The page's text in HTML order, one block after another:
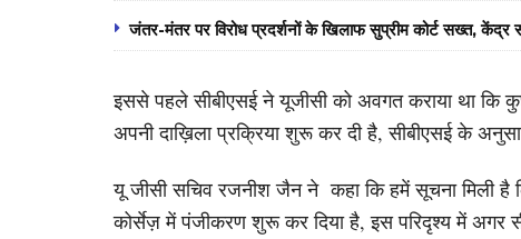
जंतर-मंतर पर विरोध प्रदर्शनों के खिलाफ सुप्रीम कोर्ट सख्त, केंद्र
इससे पहले सीबीएसई ने यूजीसी को अवगत कराया था कि कुछ
अपनी दाख़िला प्रक्रिया शुरू कर दी है, सीबीएसई के
यू जीसी सचिव रजनीश जैन ने कहा कि हमें सूचना मिली है
कोर्सेज़ में पंजीकरण शुरू कर दिया है, इस परिदृश्य में अगर